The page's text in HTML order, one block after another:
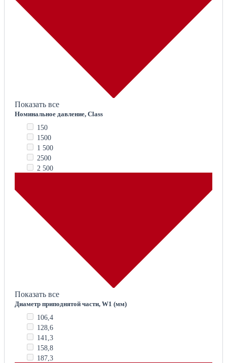
Показать все
Номинальное давление, Class
150
1500
1 500
2500
2 500
Показать все
Диаметр приподнятой части, W1 (мм)
106,4
128,6
141,3
158,8
187,3